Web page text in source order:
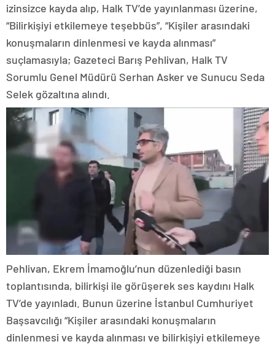
izinsizce kayda alıp, Halk TV’de yayınlanması üzerine,
“Bilirkişiyi etkilemeye teşebbüs”, “Kişiler arasındaki
konuşmaların dinlenmesi ve kayda alınması”
suçlamasıyla; Gazeteci Barış Pehlivan, Halk TV
Sorumlu Genel Müdürü Serhan Asker ve Sunucu Seda
Selek gözaltına alındı.
Pehlivan, Ekrem İmamoğlu’nun düzenlediği basın
toplantısında, bilirkişi ile görüşerek ses kaydını Halk
TV’de yayınladı. Bunun üzerine İstanbul Cumhuriyet
Başsavcılığı “Kişiler arasındaki konuşmaların
dinlenmesi ve kayda alınması ve bilirkişiyi etkilemeye